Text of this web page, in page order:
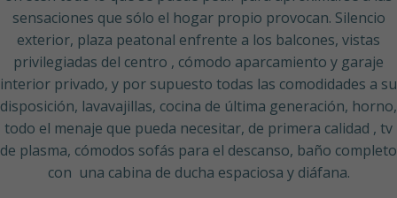
sensaciones que sólo el hogar propio provocan. Silencio
exterior, plaza peatonal enfrente a los balcones, vistas
privilegiadas del centro , cómodo aparcamiento y garaje
interior privado, y por supuesto todas las comodidades a su
disposición, lavavajillas, cocina de última generación, horno,
todo el menaje que pueda necesitar, de primera calidad , tv
de plasma, cómodos sofás para el descanso, baño completo
con una cabina de ducha espaciosa y diáfana.